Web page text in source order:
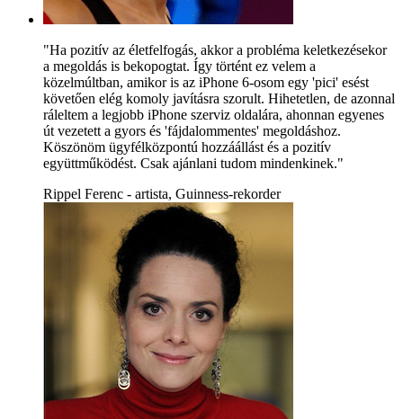
"Ha pozitív az életfelfogás, akkor a probléma keletkezésekor
a megoldás is bekopogtat. Így történt ez velem a
közelmúltban, amikor is az iPhone 6-osom egy 'pici' esést
követően elég komoly javításra szorult. Hihetetlen, de azonnal
ráleltem a legjobb iPhone szerviz oldalára, ahonnan egyenes
út vezetett a gyors és 'fájdalommentes' megoldáshoz.
Köszönöm ügyfélközpontú hozzáállást és a pozitív
együttműködést. Csak ajánlani tudom mindenkinek."
Rippel Ferenc - artista, Guinness-rekorder